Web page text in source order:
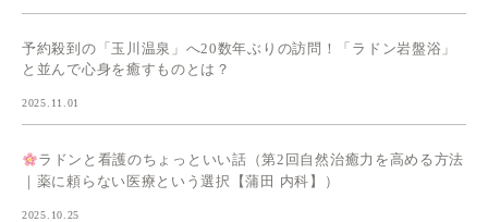
予約殺到の「玉川温泉」へ20数年ぶりの訪問！「ラドン岩盤浴」
と並んで心身を癒すものとは？
2025.11.01
ラドンと看護のちょっといい話（第2回自然治癒力を高める方法
｜薬に頼らない医療という選択【蒲田 内科】）
2025.10.25